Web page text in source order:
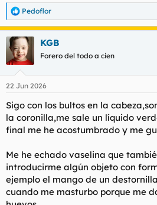
R
e
a
c
c
i
e
s
:
Pedoflor
KGB
Forero del todo a cien
22 Jun 2026
Sigo con los bultos en la
la coronilla,me sale un líquido
final me he acostumbrado y me
Me he echado vaselina que
introducirme algún objeto con
ejemplo el mango de un
cuando me masturbo porque me